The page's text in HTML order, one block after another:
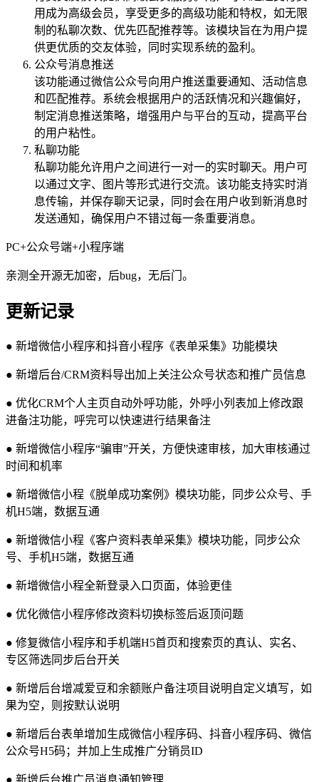
用成为高级会员，享受更多的高级功能和特权，如无限
制的私聊次数、优先匹配推荐等。该模块旨在为用户提
供更优质的交友体验，同时实现系统的盈利。
公众号消息推送
该功能通过微信公众号向用户推送重要通知、活动信息
和匹配推荐。系统会根据用户的活跃情况和兴趣偏好，
制定消息推送策略，增强用户与平台的互动，提高平台
的用户粘性。
私聊功能
私聊功能允许用户之间进行一对一的实时聊天。用户可
以通过文字、图片等形式进行交流。该功能支持实时消
息传输，并保存聊天记录，同时会在用户收到新消息时
发送通知，确保用户不错过每一条重要消息。
PC+公众号端+小程序端
亲测全开源无加密，后bug，无后门。
更新记录
● 新增微信小程序和抖音小程序《表单采集》功能模块
● 新增后台/CRM资料导出加上关注公众号状态和推广员信息
● 优化CRM个人主页自动外呼功能，外呼小列表加上修改跟
进备注功能，呼完可以快速进行结果备注
● 新增微信小程序“骗审”开关，方便快速审核，加大审核通过
时间和机率
● 新增微信小程《脱单成功案例》模块功能，同步公众号、手
机H5端，数据互通
● 新增微信小程《客户资料表单采集》模块功能，同步公众
号、手机H5端，数据互通
● 新增微信小程全新登录入口页面，体验更佳
● 优化微信小程序修改资料切换标签后返顶问题
● 修复微信小程序和手机端H5首页和搜索页的真认、实名、
专区筛选同步后台开关
● 新增后台增减爱豆和余额账户备注项目说明自定义填写，如
果为空，则按默认说明
● 新增后台表单增加生成微信小程序码、抖音小程序码、微信
公众号H5码；并加上生成推广分销员ID
● 新增后台推广员消息通知管理